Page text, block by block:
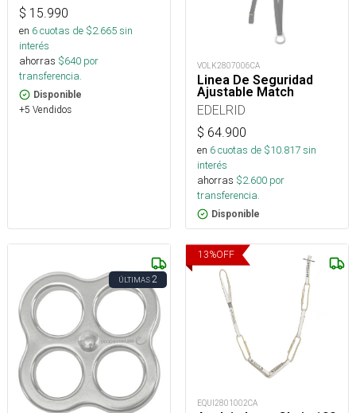
$ 15.990
en 6cuotas de $2.665sin
interés
ahorras $640 por
transferencia.
Disponible
+5 Vendidos
VOLK2807006CA
Linea De Seguridad
Ajustable Match
EDELRID
$ 64.900
en 6cuotas de $10.817sin
interés
ahorras $2.600 por
transferencia.
Disponible
ÚLTIMAS2
13%OFF
EQUI2801002CA